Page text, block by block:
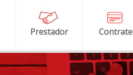
Prestador Contrate